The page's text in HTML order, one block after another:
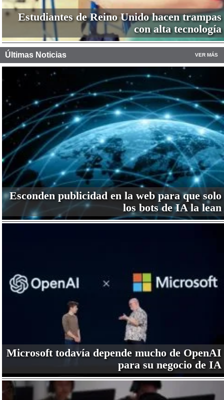
Estudiantes de Reino Unido hacen trampas
con alta tecnología
Últimas Noticias VER MÁS
Esconden publicidad en la web para que solo
los bots de IA la lean
Microsoft todavía depende mucho de OpenAI
para su negocio de IA